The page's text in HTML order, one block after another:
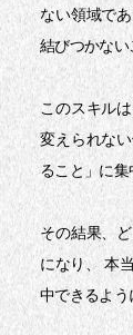
ない領域で
結びつかない
このスキル
変えられな
ること」に
その結果、
になり、 本
中できるよう